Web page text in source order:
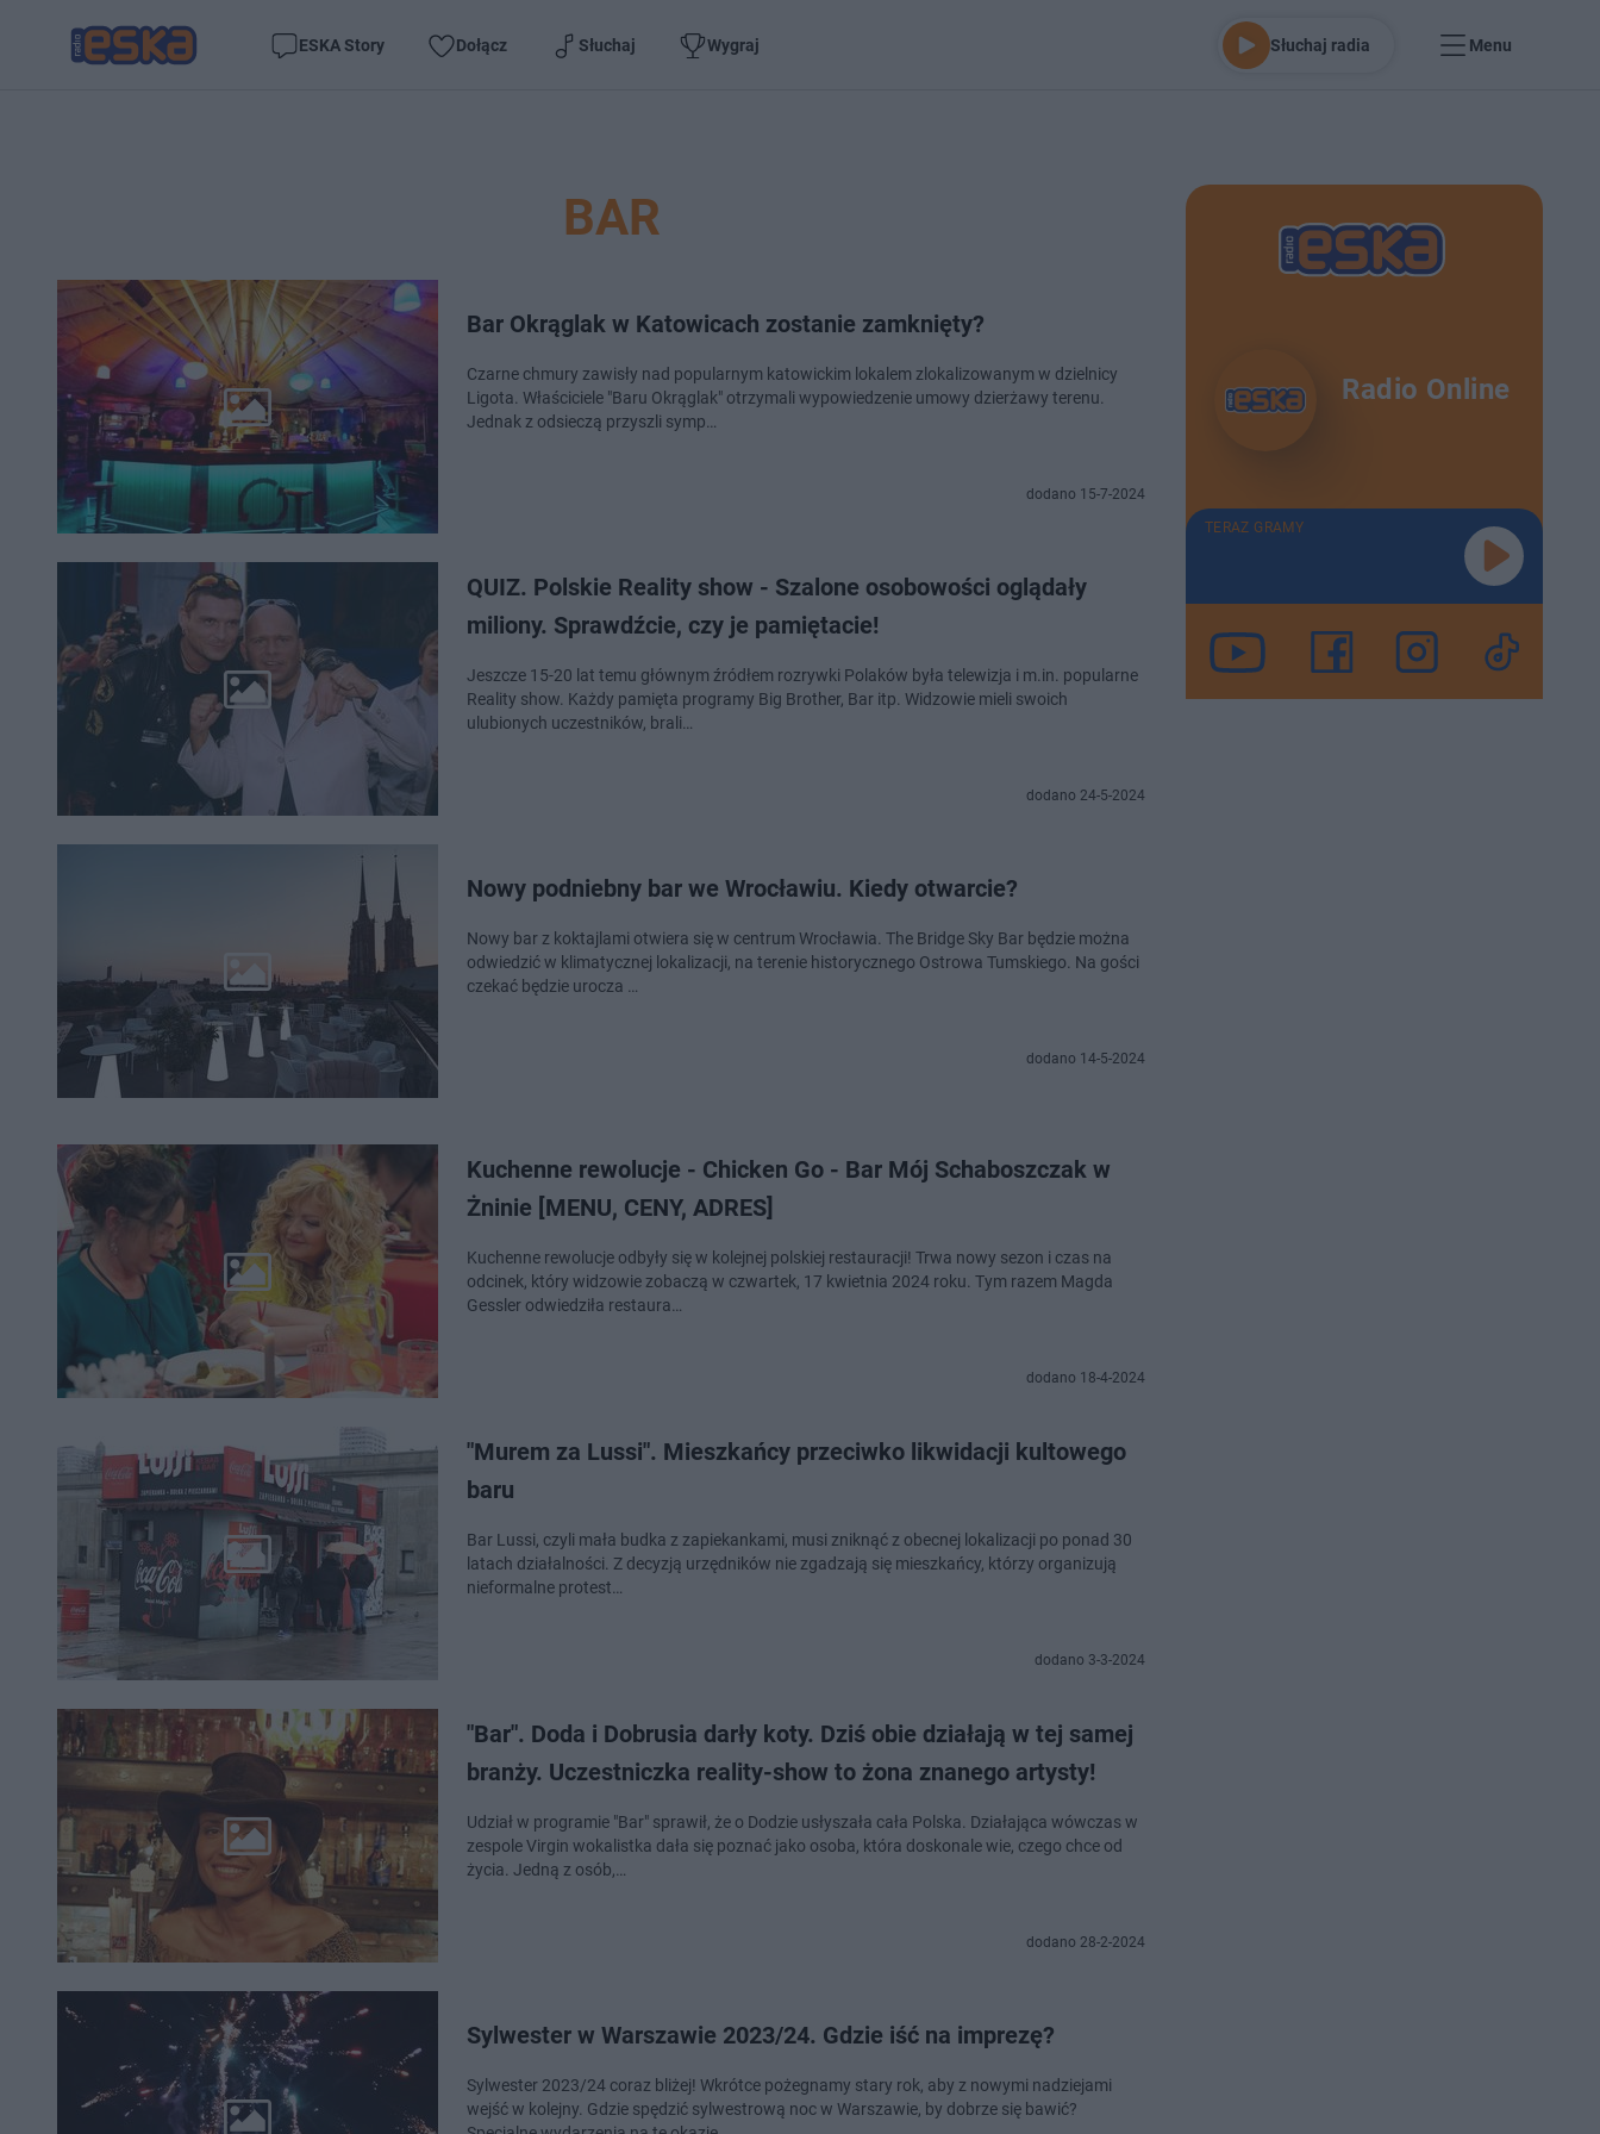
ESKA Story Dołącz Słuchaj Wygraj Słuchaj radia Menu
BAR
Bar Okrąglak w Katowicach zostanie zamknięty?
Czarne chmury zawisły nad popularnym katowickim lokalem zlokalizowanym w dzielnicy
Ligota. Właściciele "Baru Okrąglak" otrzymali wypowiedzenie umowy dzierżawy terenu.
Jednak z odsieczą przyszli symp…
dodano 15-7-2024
QUIZ. Polskie Reality show - Szalone osobowości oglądały
miliony. Sprawdźcie, czy je pamiętacie!
Jeszcze 15-20 lat temu głównym źródłem rozrywki Polaków była telewizja i m.in. popularne
Reality show. Każdy pamięta programy Big Brother, Bar itp. Widzowie mieli swoich
ulubionych uczestników, brali…
dodano 24-5-2024
Nowy podniebny bar we Wrocławiu. Kiedy otwarcie?
Nowy bar z koktajlami otwiera się w centrum Wrocławia. The Bridge Sky Bar będzie można
odwiedzić w klimatycznej lokalizacji, na terenie historycznego Ostrowa Tumskiego. Na gości
czekać będzie urocza …
dodano 14-5-2024
Kuchenne rewolucje - Chicken Go - Bar Mój Schaboszczak w
Żninie [MENU, CENY, ADRES]
Kuchenne rewolucje odbyły się w kolejnej polskiej restauracji! Trwa nowy sezon i czas na
odcinek, który widzowie zobaczą w czwartek, 17 kwietnia 2024 roku. Tym razem Magda
Gessler odwiedziła restaura…
dodano 18-4-2024
"Murem za Lussi". Mieszkańcy przeciwko likwidacji kultowego
baru
Bar Lussi, czyli mała budka z zapiekankami, musi zniknąć z obecnej lokalizacji po ponad 30
latach działalności. Z decyzją urzędników nie zgadzają się mieszkańcy, którzy organizują
nieformalne protest…
dodano 3-3-2024
"Bar". Doda i Dobrusia darły koty. Dziś obie działają w tej samej
branży. Uczestniczka reality-show to żona znanego artysty!
Udział w programie "Bar" sprawił, że o Dodzie usłyszała cała Polska. Działająca wówczas w
zespole Virgin wokalistka dała się poznać jako osoba, która doskonale wie, czego chce od
życia. Jedną z osób,…
dodano 28-2-2024
Sylwester w Warszawie 2023/24. Gdzie iść na imprezę?
Sylwester 2023/24 coraz bliżej! Wkrótce pożegnamy stary rok, aby z nowymi nadziejami
wejść w kolejny. Gdzie spędzić sylwestrową noc w Warszawie, by dobrze się bawić?
Radio Online
TERAZ GRAMY